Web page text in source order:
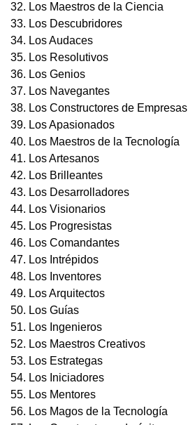
32. Los Maestros de la Ciencia
33. Los Descubridores
34. Los Audaces
35. Los Resolutivos
36. Los Genios
37. Los Navegantes
38. Los Constructores de Empresas
39. Los Apasionados
40. Los Maestros de la Tecnología
41. Los Artesanos
42. Los Brilleantes
43. Los Desarrolladores
44. Los Visionarios
45. Los Progresistas
46. Los Comandantes
47. Los Intrépidos
48. Los Inventores
49. Los Arquitectos
50. Los Guías
51. Los Ingenieros
52. Los Maestros Creativos
53. Los Estrategas
54. Los Iniciadores
55. Los Mentores
56. Los Magos de la Tecnología